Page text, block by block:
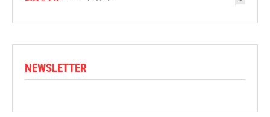
NEWSLETTER